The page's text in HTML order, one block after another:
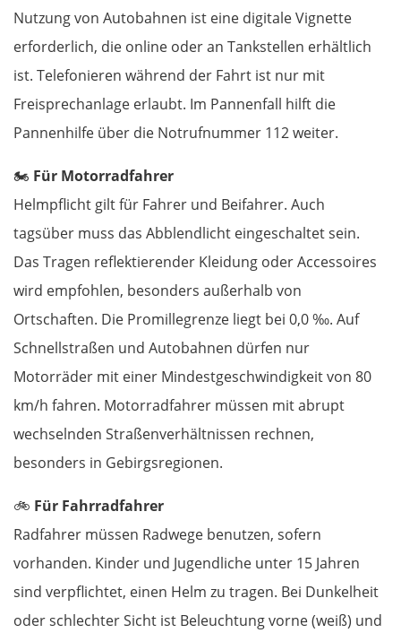
Nutzung von Autobahnen ist eine digitale Vignette
erforderlich, die online oder an Tankstellen erhältlich
ist. Telefonieren während der Fahrt ist nur mit
Freisprechanlage erlaubt. Im Pannenfall hilft die
Pannenhilfe über die Notrufnummer 112 weiter.
🏍️ Für Motorradfahrer
Helmpflicht gilt für Fahrer und Beifahrer. Auch
tagsüber muss das Abblendlicht eingeschaltet sein.
Das Tragen reflektierender Kleidung oder Accessoires
wird empfohlen, besonders außerhalb von
Ortschaften. Die Promillegrenze liegt bei 0,0 ‰. Auf
Schnellstraßen und Autobahnen dürfen nur
Motorräder mit einer Mindestgeschwindigkeit von 80
km/h fahren. Motorradfahrer müssen mit abrupt
wechselnden Straßenverhältnissen rechnen,
besonders in Gebirgsregionen.
🚲 Für Fahrradfahrer
Radfahrer müssen Radwege benutzen, sofern
vorhanden. Kinder und Jugendliche unter 15 Jahren
sind verpflichtet, einen Helm zu tragen. Bei Dunkelheit
oder schlechter Sicht ist Beleuchtung vorne (weiß) und
Lettland
Salacgrīva
Jelgava
Bauska
Litauen
Panevėžys
Vilnius
Alytus
Polen
Suwałki
Ełk